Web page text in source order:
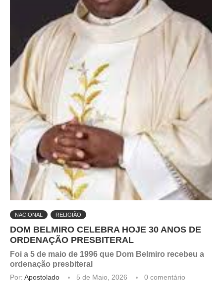
NACIONAL RELIGIÃO
DOM BELMIRO CELEBRA HOJE 30 ANOS DE
ORDENAÇÃO PRESBITERAL
Foi a 5 de maio de 1996 que Dom Belmiro recebeu a
ordenação presbiteral
Por: Apostolado 5 de Maio, 2026 0 comentário